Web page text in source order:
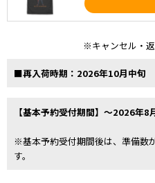
※キャンセル・返
■再入荷時期：2026年10月中旬
【基本予約受付期間】～2026年8
※基本予約受付期間後は、準備数
す。